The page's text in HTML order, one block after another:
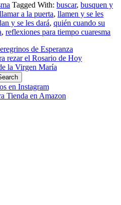
Tagged With: buscar, busquen y
llamar a la puerta, llamen y se les
y se les dará, quién cuando su
, reflexiones para tiempo cuaresma